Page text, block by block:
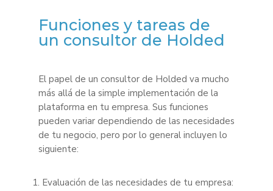
Funciones y tareas de
un consultor de Holded
El papel de un consultor de Holded va mucho
más allá de la simple implementación de la
plataforma en tu empresa. Sus funciones
pueden variar dependiendo de las necesidades
de tu negocio, pero por lo general incluyen lo
siguiente:
Evaluación de las necesidades de tu empresa: